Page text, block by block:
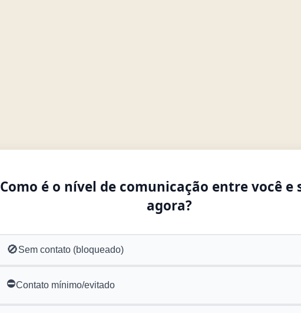
Como é o nível de comunicação entre você e
agora?
🚫Sem contato (bloqueado)
⛔Contato mínimo/evitado